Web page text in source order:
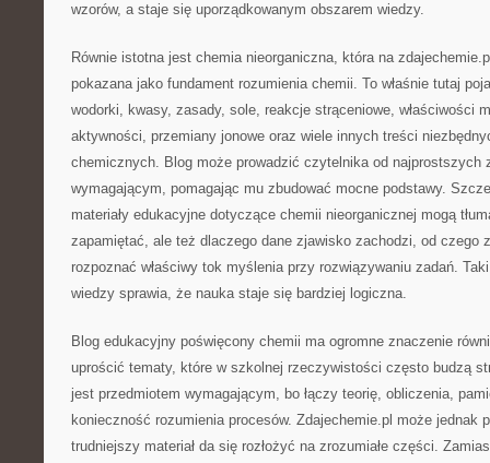
wzorów, a staje się uporządkowanym obszarem wiedzy.
Równie istotna jest chemia nieorganiczna, która na
pokazana jako fundament rozumienia chemii. To właśnie tutaj
wodorki, kwasy, zasady, sole, reakcje strąceniowe, właściwości
aktywności, przemiany jonowe oraz wiele innych treści
chemicznych. Blog może prowadzić czytelnika od najprostszych
wymagającym, pomagając mu zbudować mocne podstawy.
materiały edukacyjne dotyczące chemii nieorganicznej mogą
zapamiętać, ale też dlaczego dane zjawisko zachodzi, od czego
rozpoznać właściwy tok myślenia przy rozwiązywaniu zadań.
wiedzy sprawia, że nauka staje się bardziej logiczna.
Blog edukacyjny poświęcony chemii ma ogromne znaczenie
uprościć tematy, które w szkolnej rzeczywistości często budzą
jest przedmiotem wymagającym, bo łączy teorię, obliczenia,
konieczność rozumienia procesów. Zdajechemie.pl może jednak
trudniejszy materiał da się rozłożyć na zrozumiałe części.